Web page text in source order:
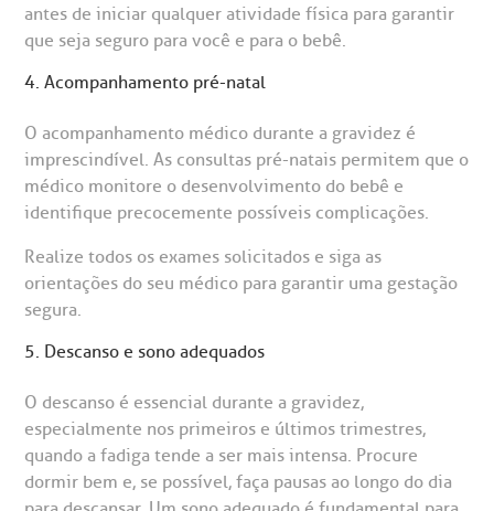
antes de iniciar qualquer atividade física para garantir
que seja seguro para você e para o bebê.
4. Acompanhamento pré-natal
O acompanhamento médico durante a gravidez é
imprescindível. As consultas pré-natais permitem que o
médico monitore o desenvolvimento do bebê e
identifique precocemente possíveis complicações.
Realize todos os exames solicitados e siga as
orientações do seu médico para garantir uma gestação
segura.
5. Descanso e sono adequados
O descanso é essencial durante a gravidez,
especialmente nos primeiros e últimos trimestres,
quando a fadiga tende a ser mais intensa. Procure
dormir bem e, se possível, faça pausas ao longo do dia